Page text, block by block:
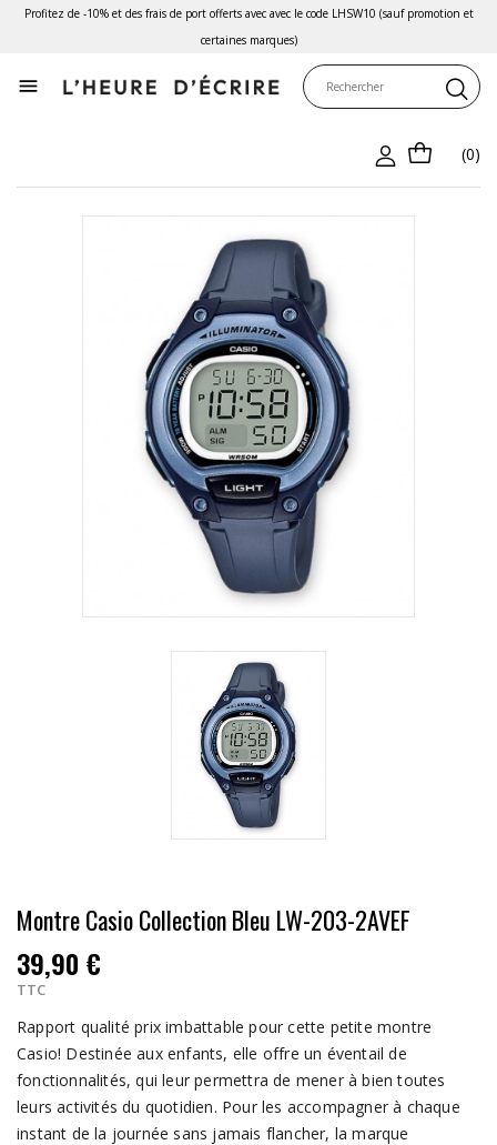
Profitez de -10% et des frais de port offerts avec avec le code LHSW10 (sauf promotion et
certaines marques)

(0)
Montre Casio Collection Bleu LW-203-2AVEF
39,90 €
TTC
Rapport qualité prix imbattable pour cette petite montre
Casio! Destinée aux enfants, elle offre un éventail de
fonctionnalités, qui leur permettra de mener à bien toutes
leurs activités du quotidien. Pour les accompagner à chaque
instant de la journée sans jamais flancher, la marque